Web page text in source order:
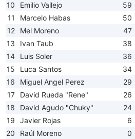
10
Emilio Vallejo 59
11
Marcelo Habas 50
12
Mel Moreno 47
13
Ivan Taub 38
14
Luis Soler 36
15
Luca Santos 34
16
Miguel Angel Perez 29
17
David Rueda "Rene" 26
18
David Agudo "Chuky" 24
19
Javier Rojas 6
20
Raúl Moreno 0